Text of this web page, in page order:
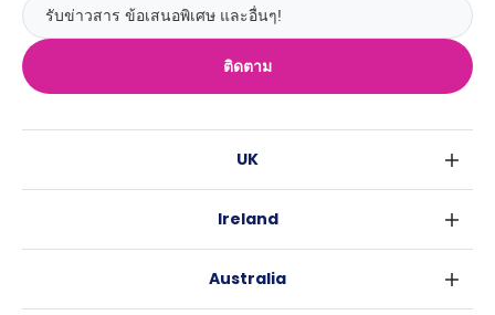
ติดตาม
UK
กลาสโกว
Ireland
Australia